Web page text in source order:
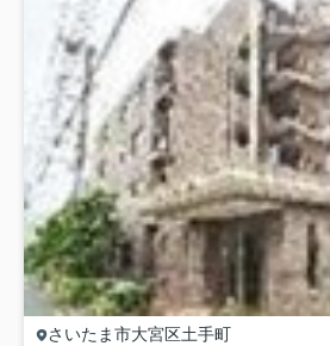
さいたま市大宮区土手町